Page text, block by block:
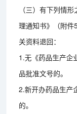
（三）有下列情
理通知书》（附
关资料退回：
1.无《药品生产企
品批准文号的。
2.新开办药品生产
的。